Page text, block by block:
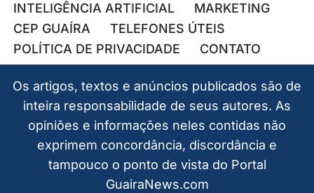
INTELIGÊNCIA ARTIFICIAL
MARKETING
CEP GUAÍRA
TELEFONES ÚTEIS
POLÍTICA DE PRIVACIDADE
CONTATO
Os artigos, textos e anúncios publicados são de
inteira responsabilidade de seus autores. As
opiniões e informações neles contidas não
exprimem concordância, discordância e
tampouco o ponto de vista do Portal
GuairaNews.com